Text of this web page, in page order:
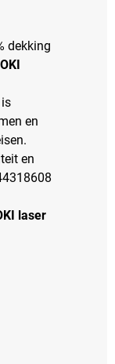
dekking
en
en
laser